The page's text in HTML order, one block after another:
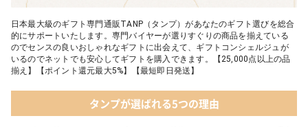
日本最大級のギフト専門通販TANP（タンプ）があなたのギフト選びを総合
的にサポートいたします。専門バイヤーが選りすぐりの商品を揃えている
のでセンスの良いおしゃれなギフトに出会えて、ギフトコンシェルジュが
いるのでネットでも安心してギフトを購入できます。【25,000点以上の品
揃え】【ポイント還元最大5%】【最短即日発送】
タンプが選ばれる5つの理由